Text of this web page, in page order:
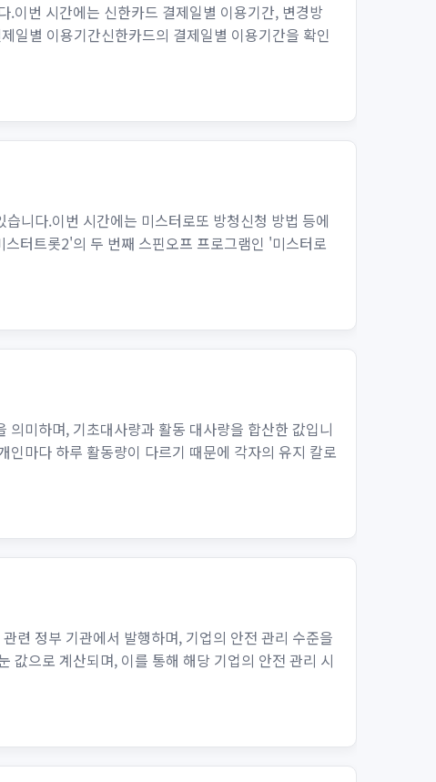
이번 시간에는 신한카드 결제일별 이용기간, 변경방
별 이용기간신한카드의 결제일별 이용기간을 확인
니다.이번 시간에는 미스터로또 방청신청 방법 등에
터트롯2'의 두 번째 스핀오프 프로그램인 '미스터로
미하며, 기초대사량과 활동 대사량을 합산한 값입니
마다 하루 활동량이 다르기 때문에 각자의 유지 칼로
련 정부 기관에서 발행하며, 기업의 안전 관리 수준을
값으로 계산되며, 이를 통해 해당 기업의 안전 관리 시